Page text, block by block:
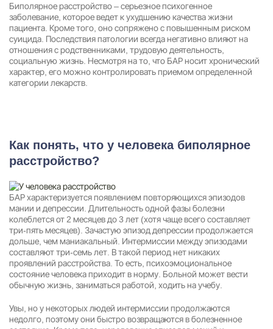
Биполярное расстройство – серьезное психогенное
заболевание, которое ведет к ухудшению качества жизни
пациента. Кроме того, оно сопряжено с повышенным риском
суицида. Последствия патологии всегда негативно влияют на
отношения с родственниками, трудовую деятельность,
социальную жизнь. Несмотря на то, что БАР носит хронический
характер, его можно контролировать приемом определенной
категории лекарств.
Как понять, что у человека биполярное
расстройство?
БАР характеризуется появлением повторяющихся эпизодов
мании и депрессии. Длительность одной фазы болезни
колеблется от 2 месяцев до 3 лет (хотя чаще всего составляет
три-пять месяцев). Зачастую эпизод депрессии продолжается
дольше, чем маниакальный. Интермиссии между эпизодами
составляют три-семь лет. В такой период нет никаких
проявлений расстройства. То есть, психоэмоциональное
состояние человека приходит в норму. Больной может вести
обычную жизнь, заниматься работой, ходить на учебу.
Увы, но у некоторых людей интермиссии продолжаются
недолго, поэтому они быстро возвращаются в болезненное
Бесплатная консультация
Выбор города
Поиск по сайту
Задать вопрос
Задайте свой вопрос и мы ответим вам